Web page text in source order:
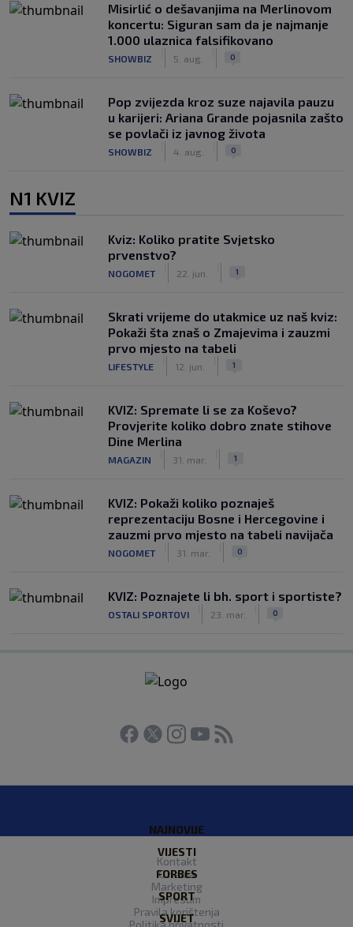
Misirlić o dešavanjima na Merlinovom
koncertu: Siguran sam da je najmanje
1.000 ulaznica falsifikovano
SHOWBIZ 5. aug. 0
Pop zvijezda kroz suze najavila pauzu
u karijeri: Ariana Grande pojasnila zašto
se povlači iz javnog života
SHOWBIZ 4. aug. 0
N1 KVIZ
Kviz: Koliko pratite Svjetsko
prvenstvo?
NOGOMET 22. jun. 1
Skrati vrijeme do utakmice uz naš kviz:
Pokaži šta znaš o Zmajevima i zauzmi
prvo mjesto na tabeli
LIFESTYLE 12. jun. 1
KVIZ: Spremate li se za Koševo?
Provjerite koliko dobro znate stihove
Dine Merlina
MAGAZIN 31. mar. 1
KVIZ: Pokaži koliko poznaješ
reprezentaciju Bosne i Hercegovine i
zauzmi prvo mjesto na tabeli navijača
NOGOMET 31. mar. 0
KVIZ: Poznajete li bh. sport i sportiste?
OSTALI SPORTOVI 23. mar. 0
NAJNOVIJE
VIJESTI
FORBES
SPORT
SVIJET
Kontakt
O nama
Marketing
Impresum
Pravila korištenja
Politika privatnosti